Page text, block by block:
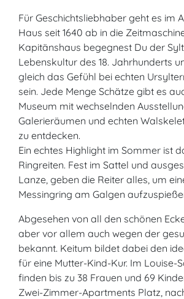
Für Geschichtsliebhaber geht es im
Haus seit 1640 ab in die
Kapitänshaus begegnest Du der
Lebenskultur des 18. Jahrhunderts
gleich das Gefühl bei echten
sein. Jede Menge Schätze gibt es
Museum mit wechselnden
Galerieräumen und echten
zu entdecken.
Ein echtes Highlight im Sommer ist
Ringreiten. Fest im Sattel und
Lanze, geben die Reiter alles, um
Messingring am Galgen
Abgesehen von all den schönen
aber vor allem auch wegen der
bekannt. Keitum bildet dabei den
für eine Mutter-Kind-Kur. Im Louise-
finden bis zu 38 Frauen und 69
Zwei-Zimmer-Apartments Platz,